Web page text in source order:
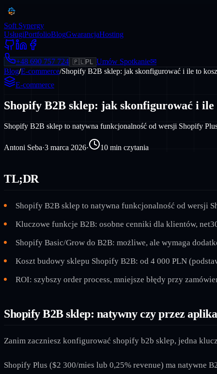
Soft Synergy
UsługiPortfolioBlogGwarancjaHosting
+48 690 757 724 🇵🇱PL Umów Spotkanie✉
Blog/E-commerce/Shopify B2B sklep: jak skonfigurować i ile to
E-commerce
Shopify B2B sklep: jak skonfigurować i ile
Shopify B2B sklep to natywna funkcjonalność od wersji Shopify
Antoni Seba·3 marca 2026· 10 min czytania
TL;DR
Shopify B2B sklep to natywna funkcjonalność od wersji
Kluczowe funkcje B2B: osobne cenniki dla klientów,
Shopify Basic/Grow do B2B: możliwe, ale wymaga
Koszt budowy sklepu Shopify B2B: od 4 000 PLN
ROI: szybszy order process, mniejsze błędy przy
Shopify B2B sklep: natywny czy przez
Zanim zaczniesz konfigurować shopify b2b sklep, jedna
Shopify Plus ($2 300/mies lub 0,25% revenue) ma natywne